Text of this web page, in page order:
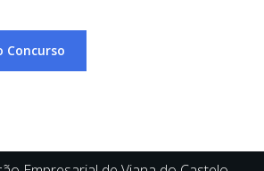
Concurso